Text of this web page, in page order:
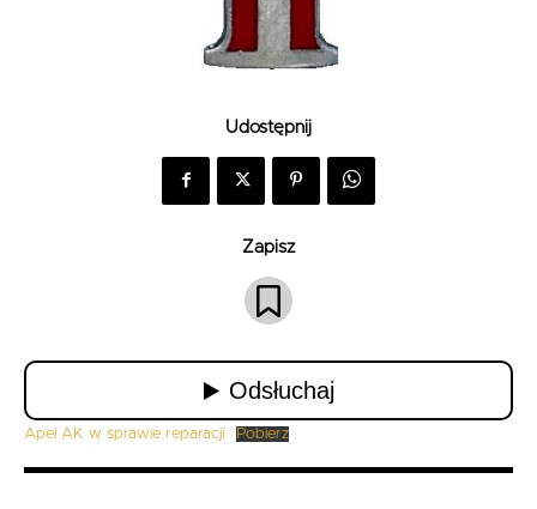
Udostępnij
Zapisz
Apel AK w sprawie reparacji Pobierz